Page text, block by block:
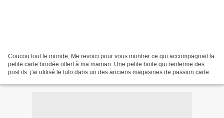
Coucou tout le monde, Me revoici pour vous montrer ce qui accompagnait la
petite carte brodée offert à ma maman. Une petite boite qui renferme des
post its. j'ai utilisé le tuto dans un des anciens magasines de passion carte